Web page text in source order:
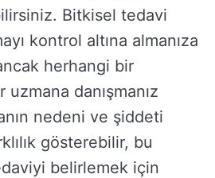
Bitkisel tedavi
kontrol altına almanıza
herhangi bir
danışmanız
nedeni ve şiddeti
gösterebilir, bu
belirlemek için